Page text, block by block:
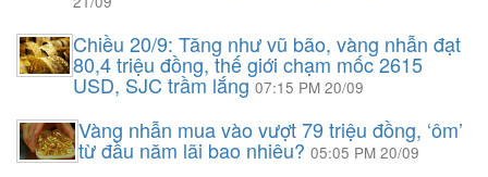
Chiều 20/9: Tăng như vũ bão, vàng nhẫn đạt
80,4 triệu đồng, thế giới chạm mốc 2615
USD, SJC trầm lắng07:15 PM 20/09
Vàng nhẫn mua vào vượt 79 triệu đồng, ‘ôm’
từ đầu năm lãi bao nhiêu? 05:05 PM 20/09